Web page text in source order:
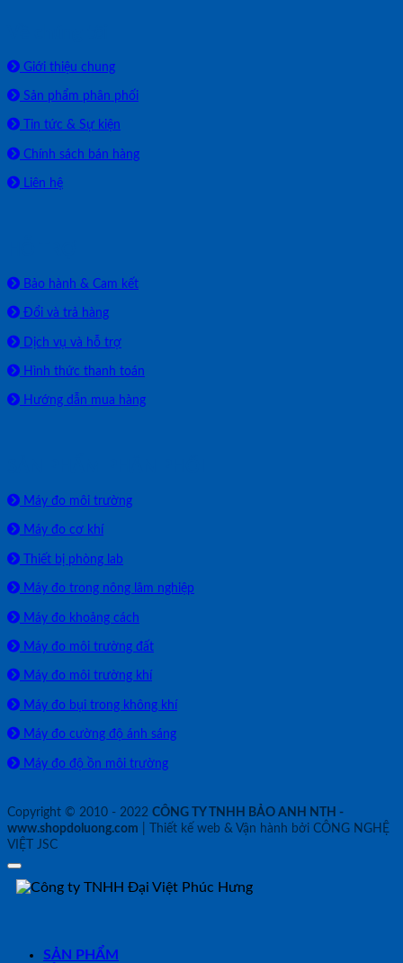
Giới thiệu chung
Sản phẩm phân phối
Tin tức & Sự kiện
Chính sách bán hàng
Liên hệ
Bảo hành & Cam kết
Đổi và trả hàng
Dịch vụ và hỗ trợ
Hình thức thanh toán
Hướng dẫn mua hàng
Máy đo môi trường
Máy đo cơ khí
Thiết bị phòng lab
Máy đo trong nông lâm nghiệp
Máy đo khoảng cách
Máy đo môi trường đất
Máy đo môi trường khí
Máy đo bụi trong không khí
Máy đo cường độ ánh sáng
Máy đo độ ồn môi trường
Copyright © 2010 - 2022 CÔNG TY TNHH BẢO ANH NTH -
www.shopdoluong.com | Thiết kế web & Vận hành bởi CÔNG NGHỆ
VIỆT JSC
SẢN PHẨM